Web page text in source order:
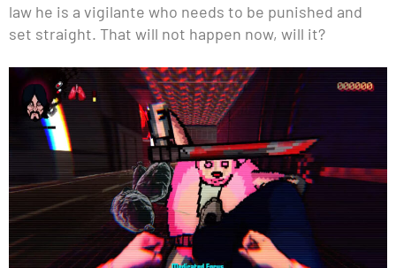
law he is a vigilante who needs to be punished and
set straight. That will not happen now, will it?